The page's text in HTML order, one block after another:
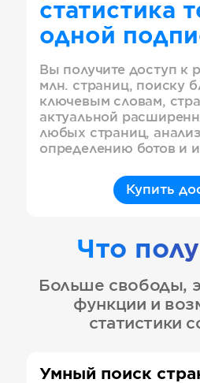
статистика
одной
Вы получите доступ к
млн. страниц, поиску
ключевым словам,
актуальной
любых страниц,
определению ботов и
Купить
Что
Больше свободы,
функции и
статистики
Умный поиск